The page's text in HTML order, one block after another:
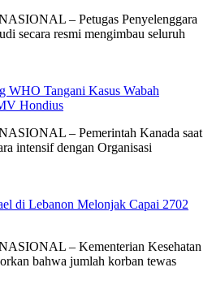
– Petugas Penyelenggara
secara resmi mengimbau seluruh
WHO Tangani Kasus Wabah
Hondius
– Pemerintah Kanada saat
intensif dengan Organisasi
di Lebanon Melonjak Capai 2702
– Kementerian Kesehatan
bahwa jumlah korban tewas